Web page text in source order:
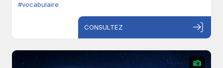
#vocabulaire
CONSULTEZ